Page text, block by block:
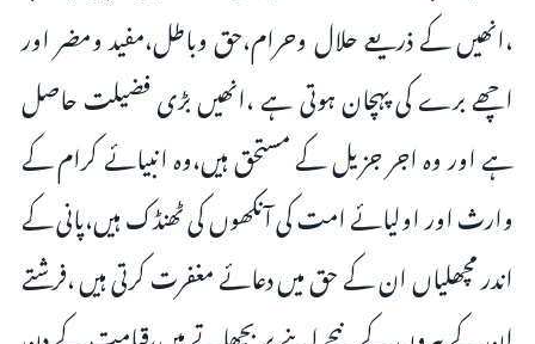
،انھیں کے ذریعے حلال وحرام،حق وباطل،مفید ومضر اور
اچھے برے کی پہچان ہوتی ہے ،انھیں بڑی فضیلت حاصل
ہے اور وہ اجر جزیل کے مستحق ہیں،وہ انبیائے کرام کے
وارث اور اولیائے امت کی آنکھوں کی ٹھنڈک ہیں،پانی کے
اندر مچھلیاں ان کے حق میں دعائے مغفرت کرتی ہیں ،فرشتے